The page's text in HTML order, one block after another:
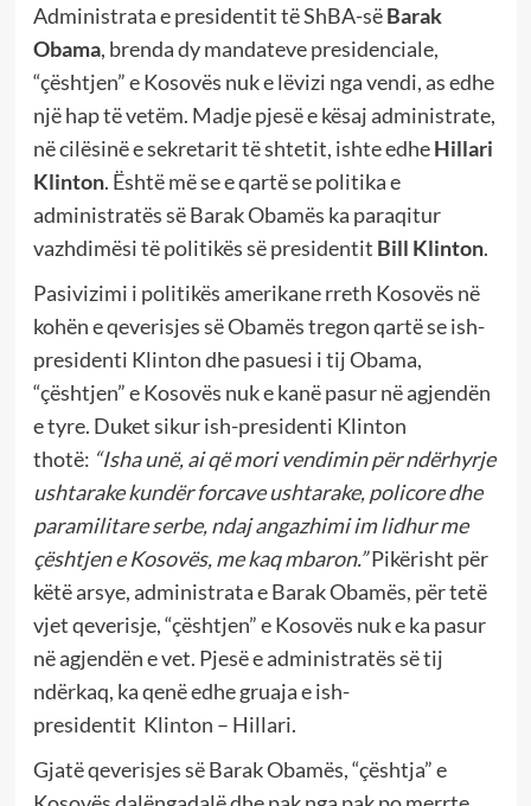
Administrata e presidentit të ShBA-së Barak
Obama, brenda dy mandateve presidenciale,
“çështjen” e Kosovës nuk e lëvizi nga vendi, as edhe
një hap të vetëm. Madje pjesë e kësaj administrate,
në cilësinë e sekretarit të shtetit, ishte edhe Hillari
Klinton. Është më se e qartë se politika e
administratës së Barak Obamës ka paraqitur
vazhdimësi të politikës së presidentit Bill Klinton.
Pasivizimi i politikës amerikane rreth Kosovës në
kohën e qeverisjes së Obamës tregon qartë se ish-
presidenti Klinton dhe pasuesi i tij Obama,
“çështjen” e Kosovës nuk e kanë pasur në agjendën
e tyre. Duket sikur ish-presidenti Klinton
thotë: “Isha unë, ai që mori vendimin për ndërhyrje
ushtarake kundër forcave ushtarake, policore dhe
paramilitare serbe, ndaj angazhimi im lidhur me
çështjen e Kosovës, me kaq mbaron.” Pikërisht për
këtë arsye, administrata e Barak Obamës, për tetë
vjet qeverisje, “çështjen” e Kosovës nuk e ka pasur
në agjendën e vet. Pjesë e administratës së tij
ndërkaq, ka qenë edhe gruaja e ish-
presidentit Klinton – Hillari.
Gjatë qeverisjes së Barak Obamës, “çështja” e